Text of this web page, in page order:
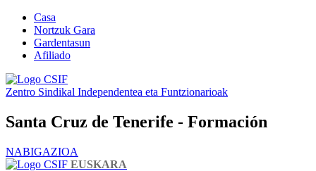
Casa
Nortzuk Gara
Gardentasun
Afiliado
Zentro Sindikal Independentea eta Funtzionarioak
Santa Cruz de Tenerife - Formación
NABIGAZIOA
EUSKARA